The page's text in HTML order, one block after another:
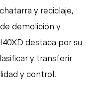
y reciclaje,
demolición y
destaca por su
y transferir
y control.